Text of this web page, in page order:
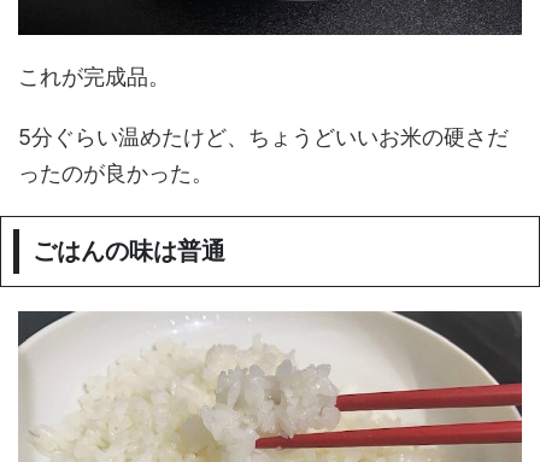
これが完成品。
5分ぐらい温めたけど、ちょうどいいお米の硬さだ
ったのが良かった。
ごはんの味は普通